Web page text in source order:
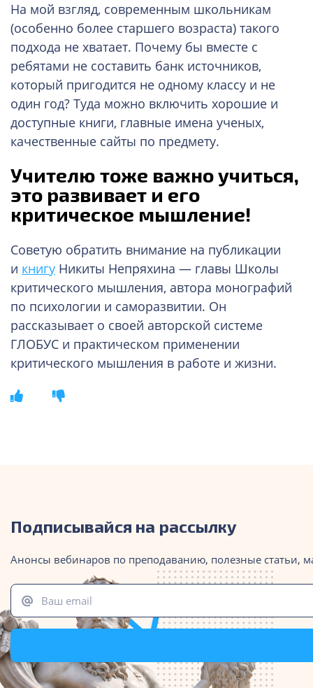
На мой взгляд, современным школьникам
(особенно более старшего возраста) такого
подхода не хватает. Почему бы вместе с
ребятами не составить банк источников,
который пригодится не одному классу и не
один год? Туда можно включить хорошие и
доступные книги, главные имена ученых,
качественные сайты по предмету.
Учителю тоже важно учиться,
это развивает и его
критическое мышление!
Советую обратить внимание на публикации
и книгу Никиты Непряхина — главы Школы
критического мышления, автора монографий
по психологии и саморазвитии. Он
рассказывает о своей авторской системе
ГЛОБУС и практическом применении
критического мышления в работе и жизни.
Подписывайся на рассылку
Анонсы вебинаров по преподаванию, полезные статьи,
Ваш email